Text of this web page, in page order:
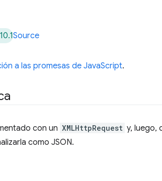
10.1Source
a las promesas de JavaScript.
con un XMLHttpRequest y, luego,
como JSON.